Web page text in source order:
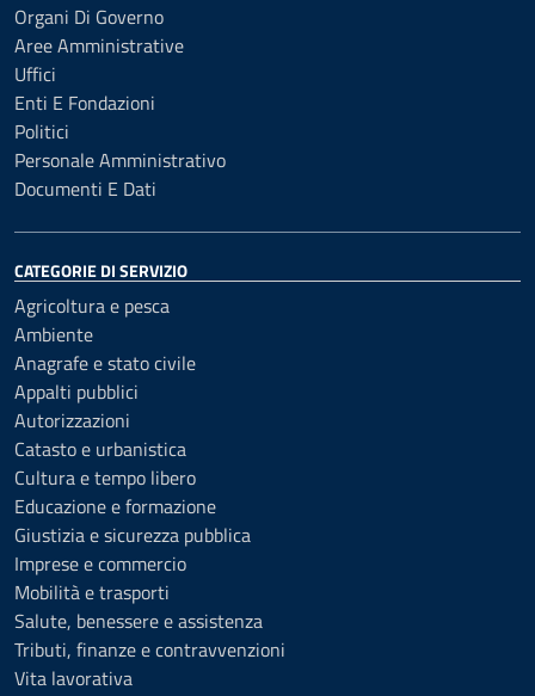
Organi Di Governo
Aree Amministrative
Uffici
Enti E Fondazioni
Politici
Personale Amministrativo
Documenti E Dati
CATEGORIE DI SERVIZIO
Agricoltura e pesca
Ambiente
Anagrafe e stato civile
Appalti pubblici
Autorizzazioni
Catasto e urbanistica
Cultura e tempo libero
Educazione e formazione
Giustizia e sicurezza pubblica
Imprese e commercio
Mobilità e trasporti
Salute, benessere e assistenza
Tributi, finanze e contravvenzioni
Vita lavorativa